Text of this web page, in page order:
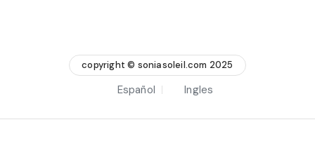
copyright © soniasoleil.com 2025
Español Ingles